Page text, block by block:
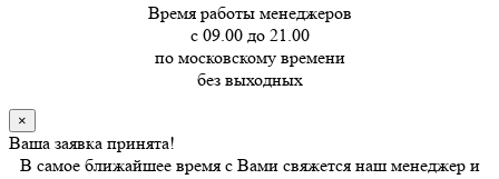
Время работы менеджеров
с 09.00 до 21.00
по московскому времени
без выходных
×
Ваша заявка принята!
В самое ближайшее время с Вами свяжется наш менеджер и